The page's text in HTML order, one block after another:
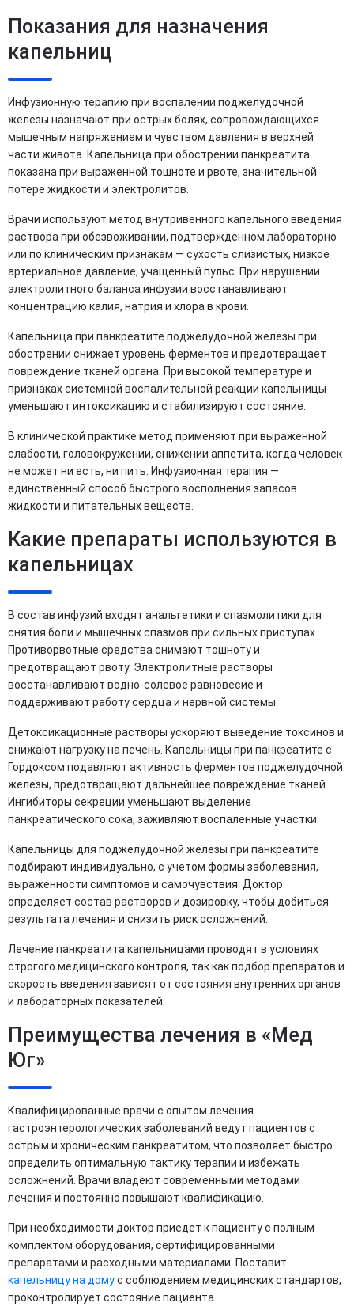
Показания для назначения
капельниц
Инфузионную терапию при воспалении поджелудочной
железы назначают при острых болях, сопровождающихся
мышечным напряжением и чувством давления в верхней
части живота. Капельница при обострении панкреатита
показана при выраженной тошноте и рвоте, значительной
потере жидкости и электролитов.
Врачи используют метод внутривенного капельного введения
раствора при обезвоживании, подтвержденном лабораторно
или по клиническим признакам — сухость слизистых, низкое
артериальное давление, учащенный пульс. При нарушении
электролитного баланса инфузии восстанавливают
концентрацию калия, натрия и хлора в крови.
Капельница при панкреатите поджелудочной железы при
обострении снижает уровень ферментов и предотвращает
повреждение тканей органа. При высокой температуре и
признаках системной воспалительной реакции капельницы
уменьшают интоксикацию и стабилизируют состояние.
В клинической практике метод применяют при выраженной
слабости, головокружении, снижении аппетита, когда человек
не может ни есть, ни пить. Инфузионная терапия —
единственный способ быстрого восполнения запасов
жидкости и питательных веществ.
Какие препараты используются в
капельницах
В состав инфузий входят анальгетики и спазмолитики для
снятия боли и мышечных спазмов при сильных приступах.
Противорвотные средства снимают тошноту и
предотвращают рвоту. Электролитные растворы
восстанавливают водно-солевое равновесие и
поддерживают работу сердца и нервной системы.
Детоксикационные растворы ускоряют выведение токсинов и
снижают нагрузку на печень. Капельницы при панкреатите с
Гордоксом подавляют активность ферментов поджелудочной
железы, предотвращают дальнейшее повреждение тканей.
Ингибиторы секреции уменьшают выделение
панкреатического сока, заживляют воспаленные участки.
Капельницы для поджелудочной железы при панкреатите
подбирают индивидуально, с учетом формы заболевания,
выраженности симптомов и самочувствия. Доктор
определяет состав растворов и дозировку, чтобы добиться
результата лечения и снизить риск осложнений.
Лечение панкреатита капельницами проводят в условиях
строгого медицинского контроля, так как подбор препаратов и
скорость введения зависят от состояния внутренних органов
и лабораторных показателей.
Преимущества лечения в «Мед
Юг»
Квалифицированные врачи с опытом лечения
гастроэнтерологических заболеваний ведут пациентов с
острым и хроническим панкреатитом, что позволяет быстро
определить оптимальную тактику терапии и избежать
осложнений. Врачи владеют современными методами
лечения и постоянно повышают квалификацию.
При необходимости доктор приедет к пациенту с полным
комплектом оборудования, сертифицированными
препаратами и расходными материалами. Поставит
капельницу на домус соблюдением медицинских стандартов,
проконтролирует состояние пациента.